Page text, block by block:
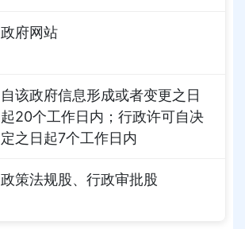
政府网站
自该政府信息形成或者变更之日
起20个工作日内；行政许可自决
定之日起7个工作日内
政策法规股、行政审批股